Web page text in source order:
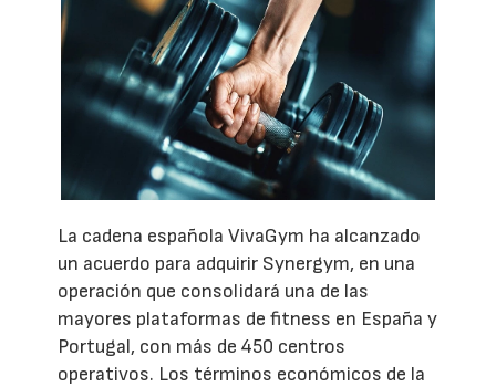
La cadena española VivaGym ha alcanzado
un acuerdo para adquirir Synergym, en una
operación que consolidará una de las
mayores plataformas de fitness en España y
Portugal, con más de 450 centros
operativos. Los términos económicos de la